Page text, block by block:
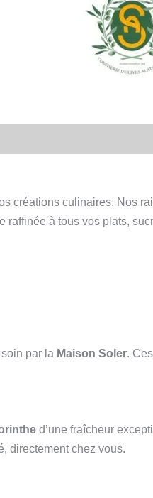
créations culinaires. Nos
à tous vos plats,
par la Maison Soler.
d’une fraîcheur
directement chez vous.